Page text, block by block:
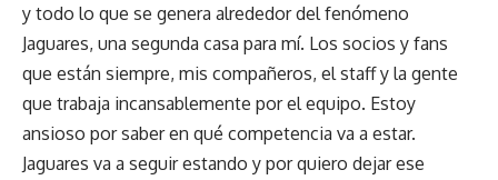
y todo lo que se genera alrededor del fenómeno
Jaguares, una segunda casa para mí. Los socios y fans
que están siempre, mis compañeros, el staff y la gente
que trabaja incansablemente por el equipo. Estoy
ansioso por saber en qué competencia va a estar.
Jaguares va a seguir estando y por quiero dejar ese